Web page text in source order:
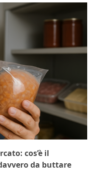
cos’è il
da buttare